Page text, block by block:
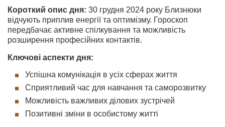
Короткий опис дня: 30 грудня 2024 року Близнюки
відчують приплив енергії та оптимізму. Гороскоп
передбачає активне спілкування та можливість
розширення професійних контактів.
Ключові аспекти дня:
Успішна комунікація в усіх сферах життя
Сприятливий час для навчання та саморозвитку
Можливість важливих ділових зустрічей
Позитивні зміни в особистому житті